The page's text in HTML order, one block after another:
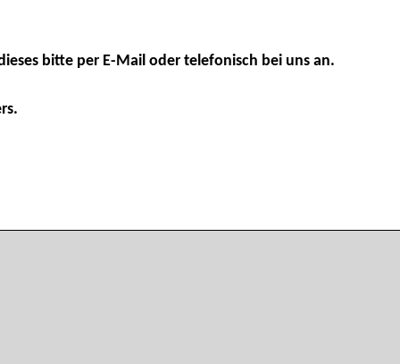
bitte per E-Mail oder telefonisch bei uns an.